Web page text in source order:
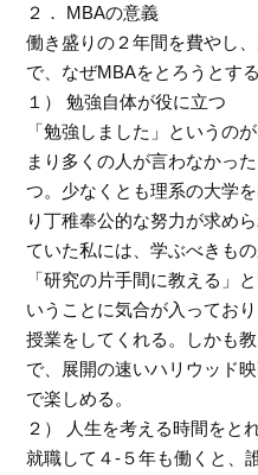
２． MBAの意義
働き盛りの２年間を費やし
で、なぜMBAをとろうとす
１） 勉強自体が役に立つ
「勉強しました」というの
まり多くの人が言わなかっ
つ。少なくとも理系の大学
り丁稚奉公的な努力が求め
ていた私には、学ぶべきも
「研究の片手間に教える」
いうことに気合が入ってお
授業をしてくれる。しかも
で、展開の速いハリウッド
で楽しめる。
２） 人生を考える時間をと
就職して４-５年も働くと、